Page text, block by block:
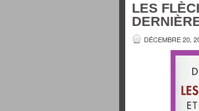
LES
DÉCEMBRE 20,